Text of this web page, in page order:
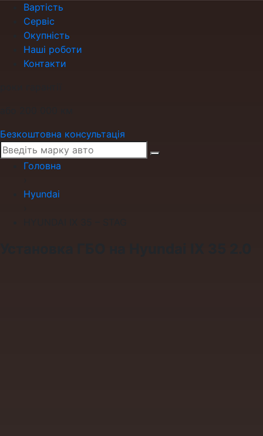
Вартість
Сервіс
Окупність
Наші роботи
Контакти
Безкоштовна консультація
Головна
Hyundai